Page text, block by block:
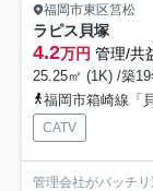
福岡市東区筥松
ラピス貝塚
4.2万円 管理/共
25.25㎡ (1K) /築
福岡市箱崎線「
CATV
管理会社がバッチ